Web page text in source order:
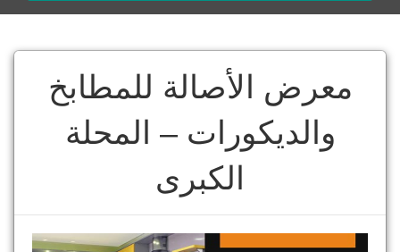
معرض الأصالة للمطابخ
والديكورات – المحلة
الكبرى